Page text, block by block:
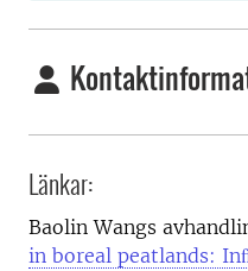
Länkar:
Baolin Wangs
in boreal peatlands: